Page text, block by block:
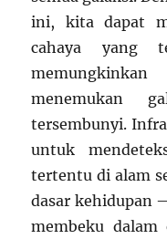
ini, kita dapat
cahaya yang
menemukan
tersembunyi.
untuk
tertentu di alam
dasar kehidupan
membeku dalam